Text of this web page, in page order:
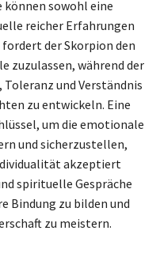
können sowohl eine
reicher Erfahrungen
der Skorpion den
zuzulassen, während der
und Verständnis
zu entwickeln. Eine
um die emotionale
und sicherzustellen,
akzeptiert
spirituelle Gespräche
Bindung zu bilden und
zu meistern.